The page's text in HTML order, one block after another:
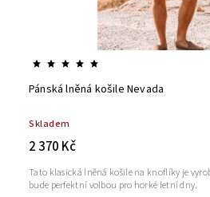
Pánská lněná košile Nevada
Skladem
2 370 Kč
Tato klasická lněná košile na knoflíky je
bude perfektní volbou pro horké letní dny.